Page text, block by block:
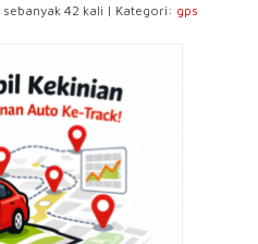
42 kali | Kategori: gps